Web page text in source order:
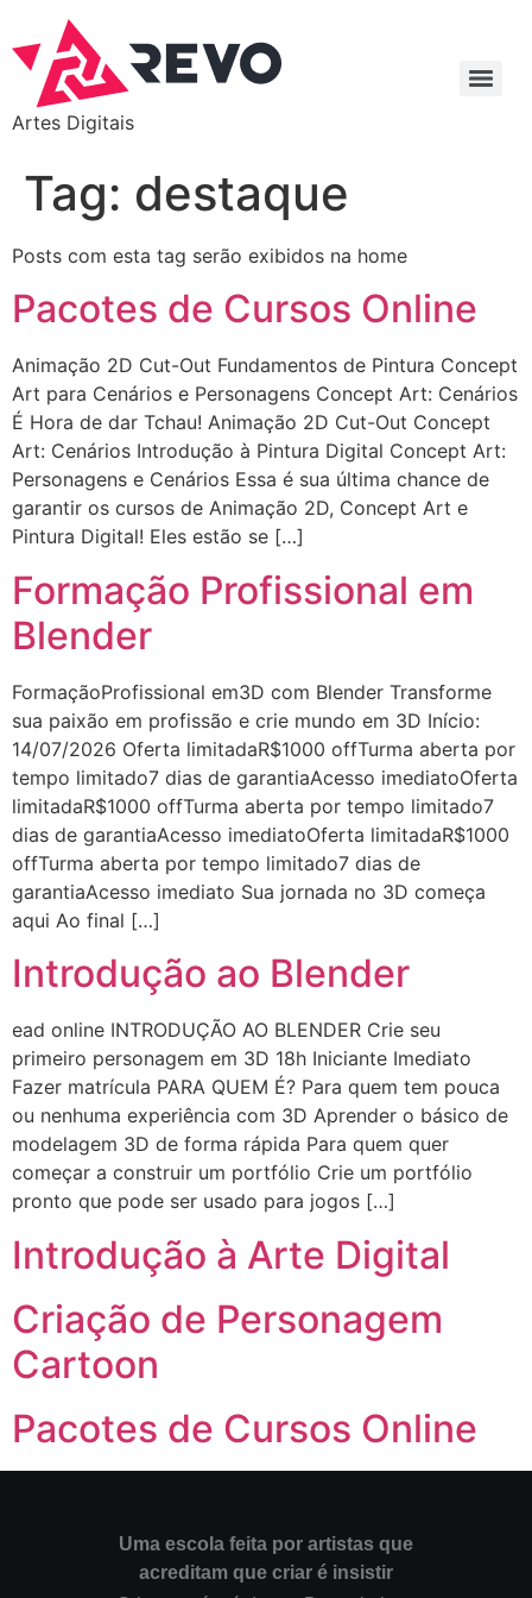
Artes Digitais
Tag: destaque
Posts com esta tag serão exibidos na home
Pacotes de Cursos Online
Animação 2D Cut-Out Fundamentos de Pintura Concept
Art para Cenários e Personagens Concept Art: Cenários
É Hora de dar Tchau! Animação 2D Cut-Out Concept
Art: Cenários Introdução à Pintura Digital Concept Art:
Personagens e Cenários Essa é sua última chance de
garantir os cursos de Animação 2D, Concept Art e
Pintura Digital! Eles estão se […]
Formação Profissional em
Blender
FormaçãoProfissional em3D com Blender Transforme
sua paixão em profissão e crie mundo em 3D Início:
14/07/2026 Oferta limitadaR$1000 offTurma aberta por
tempo limitado7 dias de garantiaAcesso imediatoOferta
limitadaR$1000 offTurma aberta por tempo limitado7
dias de garantiaAcesso imediatoOferta limitadaR$1000
offTurma aberta por tempo limitado7 dias de
garantiaAcesso imediato Sua jornada no 3D começa
aqui Ao final […]
Introdução ao Blender
ead online INTRODUÇÃO AO BLENDER Crie seu
primeiro personagem em 3D 18h Iniciante Imediato
Fazer matrícula PARA QUEM É? Para quem tem pouca
ou nenhuma experiência com 3D Aprender o básico de
modelagem 3D de forma rápida Para quem quer
começar a construir um portfólio Crie um portfólio
pronto que pode ser usado para jogos […]
Introdução à Arte Digital
Criação de Personagem
Cartoon
Pacotes de Cursos Online
Uma escola feita por artistas que
acreditam que criar é insistir